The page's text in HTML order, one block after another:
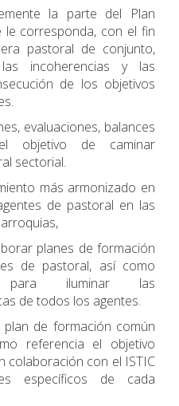
la parte del Plan
le corresponda, con el fin
pastoral de conjunto,
incoherencias y las
de los objetivos
evaluaciones, balances
objetivo de caminar
sectorial.
más armonizado en
de pastoral en las
planes de formación
de pastoral, así como
para iluminar las
de todos los agentes.
de formación común
referencia el objetivo
colaboración con el ISTIC
específicos de cada